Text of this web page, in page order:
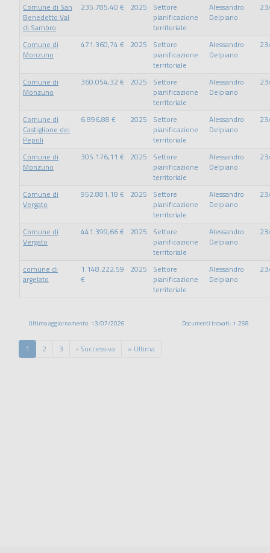
Comune di San
Benedetto Val
di Sambro
235.785,40 € 2025
Settore
pianificazione
territoriale
Alessandro
Delpiano
Comune di
Monzuno
471.360,74 € 2025
Settore
pianificazione
territoriale
Alessandro
Delpiano
Comune di
Monzuno
360.054,32 € 2025
Settore
pianificazione
territoriale
Alessandro
Delpiano
Comune di
Castiglione dei
Pepoli
6.896,88 € 2025
Settore
pianificazione
territoriale
Alessandro
Delpiano
Comune di
Monzuno
305.176,11 € 2025
Settore
pianificazione
territoriale
Alessandro
Delpiano
Comune di
Vergato
952.881,18 € 2025
Settore
pianificazione
territoriale
Alessandro
Delpiano
Comune di
Vergato
441.399,66 € 2025
Settore
pianificazione
territoriale
Alessandro
Delpiano
comune di
argelato
1.148.222,59
€
2025
Settore
pianificazione
territoriale
Alessandro
Delpiano
Ultimo aggiornamento: 13/07/2026 Documenti trovati: 1.268
1 2 3 › Successiva » Ultima